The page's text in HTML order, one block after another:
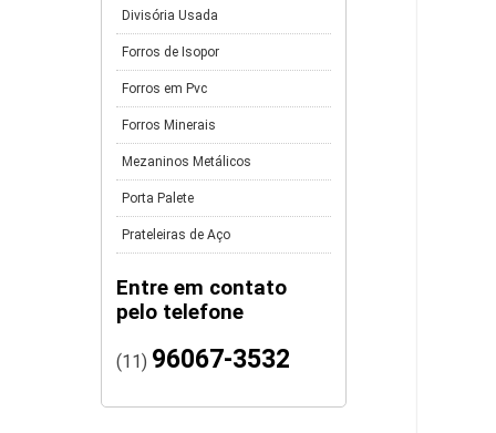
Divisória Usada
Forros de Isopor
Forros em Pvc
Forros Minerais
Mezaninos Metálicos
Porta Palete
Prateleiras de Aço
Entre em contato
pelo telefone
(11) 96067-3532